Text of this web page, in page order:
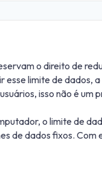
o direito de
limite de dados,
isso não é um
o limite de
de dados fixos.